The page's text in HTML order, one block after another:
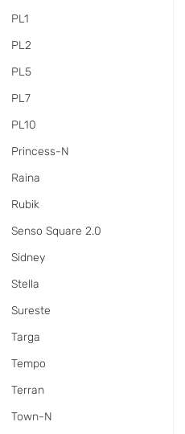
PL1
PL2
PL5
PL7
PL10
Princess-N
Raina
Rubik
Senso Square 2.0
Sidney
Stella
Sureste
Targa
Tempo
Terran
Town-N